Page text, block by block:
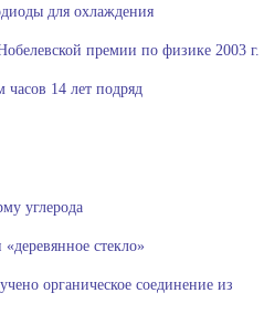
для охлаждения
премии по физике 2003 г.
14 лет подряд
углерода
стекло»
органическое соединение из